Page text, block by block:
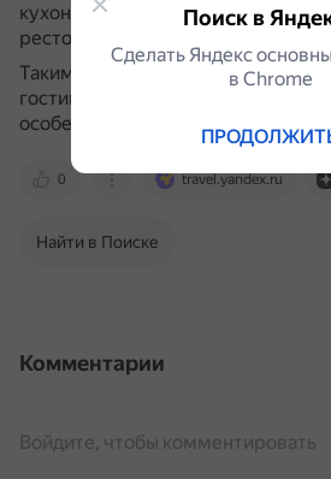
кухонные практики, поэтому их
рестораны.
Таким образом, ответ на вопрос,
гостиничном номере, зависит от
особенностей объекта
0 travel.yandex.ru
Найти в Поиске
Комментарии
Войдите, чтобы комментировать
Поиск в
Сделать Яндекс
в Сhrome